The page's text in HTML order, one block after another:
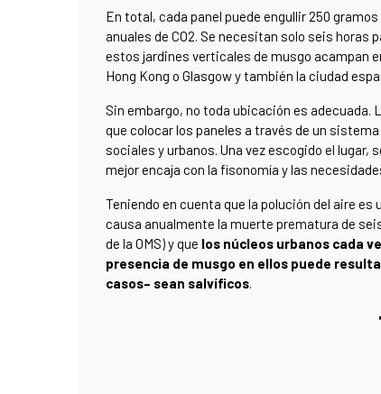
En total, cada panel puede engullir 250
anuales de CO2. Se necesitan solo seis horas
estos jardines verticales de musgo acampan
Hong Kong o Glasgow y también la ciudad
Sin embargo, no toda ubicación es adecuada.
que colocar los paneles a través de un
sociales y urbanos. Una vez escogido el lugar,
mejor encaja con la fisonomía y las
Teniendo en cuenta que la polución del aire es
causa anualmente la muerte prematura de
de la OMS) y que los núcleos urbanos cada
presencia de musgo en ellos puede
casos– sean salvíficos.